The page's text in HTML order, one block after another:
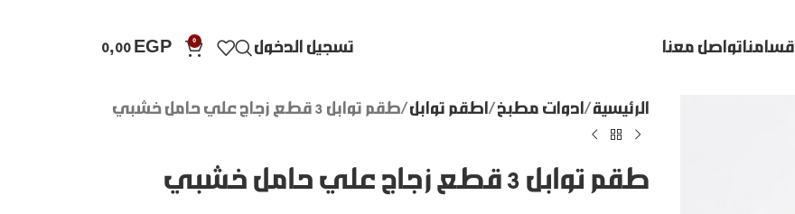
اقسامنا تواصل معنا تسجيل الدخول 0
0,00 EGP
الرئيسية ادوات مطبخ اطقم توابل طقم توابل 3 قطع زجاج علي حامل خشبي
طقم توابل 3 قطع زجاج علي حامل خشبي